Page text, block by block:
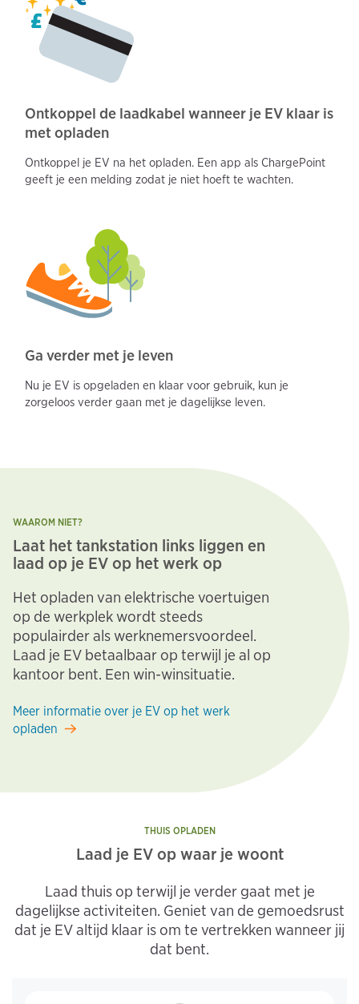
Ontkoppel de laadkabel wanneer je EV klaar is
met opladen
Ga verder met je leven
Ontkoppel je EV na het opladen. Een app als ChargePoint
geeft je een melding zodat je niet hoeft te wachten.
Nu je EV is opgeladen en klaar voor gebruik, kun je
zorgeloos verder gaan met je dagelijkse leven.
WAAROM NIET?
Laat het tankstation links liggen en
laad op je EV op het werk op
Het opladen van elektrische voertuigen
op de werkplek wordt steeds
populairder als werknemersvoordeel.
Laad je EV betaalbaar op terwijl je al op
kantoor bent. Een win-winsituatie.
Meer informatie over je EV op het werk
opladen
THUIS OPLADEN
Laad je EV op waar je woont
Laad thuis op terwijl je verder gaat met je
dagelijkse activiteiten. Geniet van de gemoedsrust
dat je EV altijd klaar is om te vertrekken wanneer jij
dat bent.